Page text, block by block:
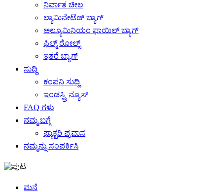
ನಿರ್ವಾತ ಚೀಲ
ಲ್ಯಾಮಿನೇಟೆಡ್ ಬ್ಯಾಗ್
ಅಲ್ಯೂಮಿನಿಯಂ ಫಾಯಿಲ್ ಬ್ಯಾಗ್
ಫಿಲ್ಮ್ ರೋಲ್ಸ್
ಇತರೆ ಬ್ಯಾಗ್
ಸುದ್ದಿ
ಕಂಪನಿ ಸುದ್ದಿ
ಇಂಡಸ್ಟ್ರಿ ನ್ಯೂಸ್
FAQ ಗಳು
ನಮ್ಮ ಬಗ್ಗೆ
ಫ್ಯಾಕ್ಟರಿ ಪ್ರವಾಸ
ನಮ್ಮನ್ನು ಸಂಪರ್ಕಿಸಿ
ಮನೆ